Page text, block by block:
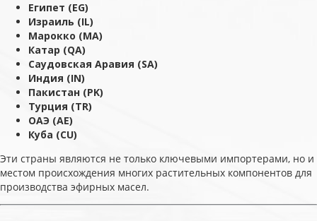
Египет (EG)
Израиль (IL)
Марокко (MA)
Катар (QA)
Саудовская Аравия (SA)
Индия (IN)
Пакистан (PK)
Турция (TR)
ОАЭ (AE)
Куба (CU)
Эти страны являются не только ключевыми импортерами, но и
местом происхождения многих растительных компонентов для
производства эфирных масел.